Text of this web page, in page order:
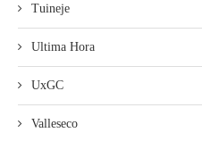
Tuineje
Ultima Hora
UxGC
Valleseco